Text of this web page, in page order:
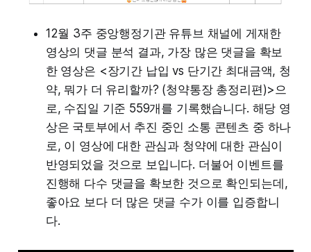
12월 3주 중앙행정기관 유튜브 채널에 게재한
영상의 댓글 분석 결과, 가장 많은 댓글을 확보
한 영상은 <장기간 납입 vs 단기간 최대금액, 청
약, 뭐가 더 유리할까? (청약통장 총정리편)>으
로, 수집일 기준 559개를 기록했습니다. 해당 영
상은 국토부에서 추진 중인 소통 콘텐츠 중 하나
로, 이 영상에 대한 관심과 청약에 대한 관심이
반영되었을 것으로 보입니다. 더불어 이벤트를
진행해 다수 댓글을 확보한 것으로 확인되는데,
좋아요 보다 더 많은 댓글 수가 이를 입증합니
다.